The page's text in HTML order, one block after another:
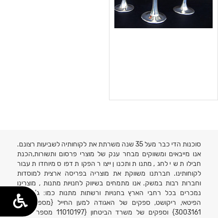
סוכנות הדי כבר מעל 35 שנה משרתת את לקוחותיה לשביעות רצונם.
אנו מייבאים ומשווקים מבחר ענק של מוצרי פרסום ותשורות,הכנת
חבילות שי לחג, מתנות ותכנון ייצור הפקות דפוס מיוחדות עבור
לקוחותינו. חברתנו משווקת את מוצריה בפריסה ארצית למוסדות
וחברות רבות במשק. אנו מתמחים בשיווק לחנויות מתנות , מוצרינו
נמכרים בכל רחבי הארץ בחנויות ורשתות מתנות כמו: ג'נטלמן,
הפיטאי, ריקושט, ספקים של האגודה למען החייל {מספר ספק
3003161} וספקים של משרד הביטחון {11010197 מספר ספק}